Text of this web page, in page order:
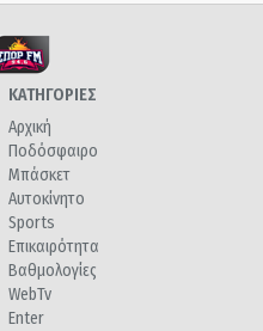
ΚΑΤΗΓΟΡΙΕΣ
Αρχική
Ποδόσφαιρο
Μπάσκετ
Αυτοκίνητο
Sports
Επικαιρότητα
Βαθμολογίες
WebTv
Enter